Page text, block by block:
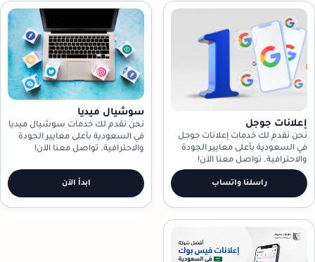
إعلانات جوجل
نحن نقدم لك خدمات إعلانات جوجل
في السعودية بأعلى معايير الجودة
والاحترافية. تواصل معنا الآن!
راسلنا واتساب
سوشيال ميديا
نحن نقدم لك خدمات سوشيال ميديا
في السعودية بأعلى معايير الجودة
والاحترافية. تواصل معنا الآن!
ابدأ الآن